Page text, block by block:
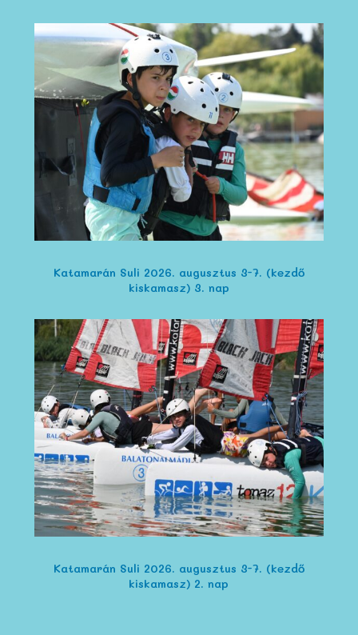
Katamarán Suli 2026. augusztus 3-7. (kezdő
kiskamasz) 3. nap
Katamarán Suli 2026. augusztus 3-7. (kezdő
kiskamasz) 2. nap